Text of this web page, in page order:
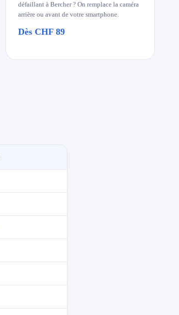
défaillant à Bercher ? On remplace la caméra
arrière ou avant de votre smartphone.
Dès CHF 89